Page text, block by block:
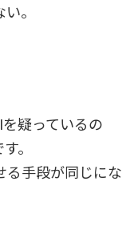
。
疑っているの
。
る手段が同じにな